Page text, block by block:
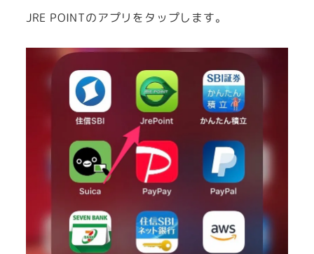
JRE POINTのアプリをタップします。